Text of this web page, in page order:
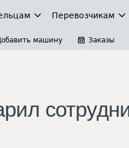
Перевозчикам
машину Заказы